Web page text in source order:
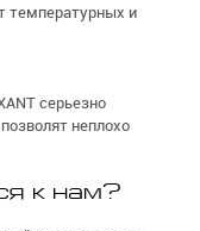
температурных и
серьезно
неплохо
к нам?